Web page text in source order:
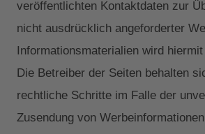
veröffentlichten Kontaktdaten zur
nicht ausdrücklich angeforderter
Informationsmaterialien wird
Die Betreiber der Seiten behalten
rechtliche Schritte im Falle der
Zusendung von